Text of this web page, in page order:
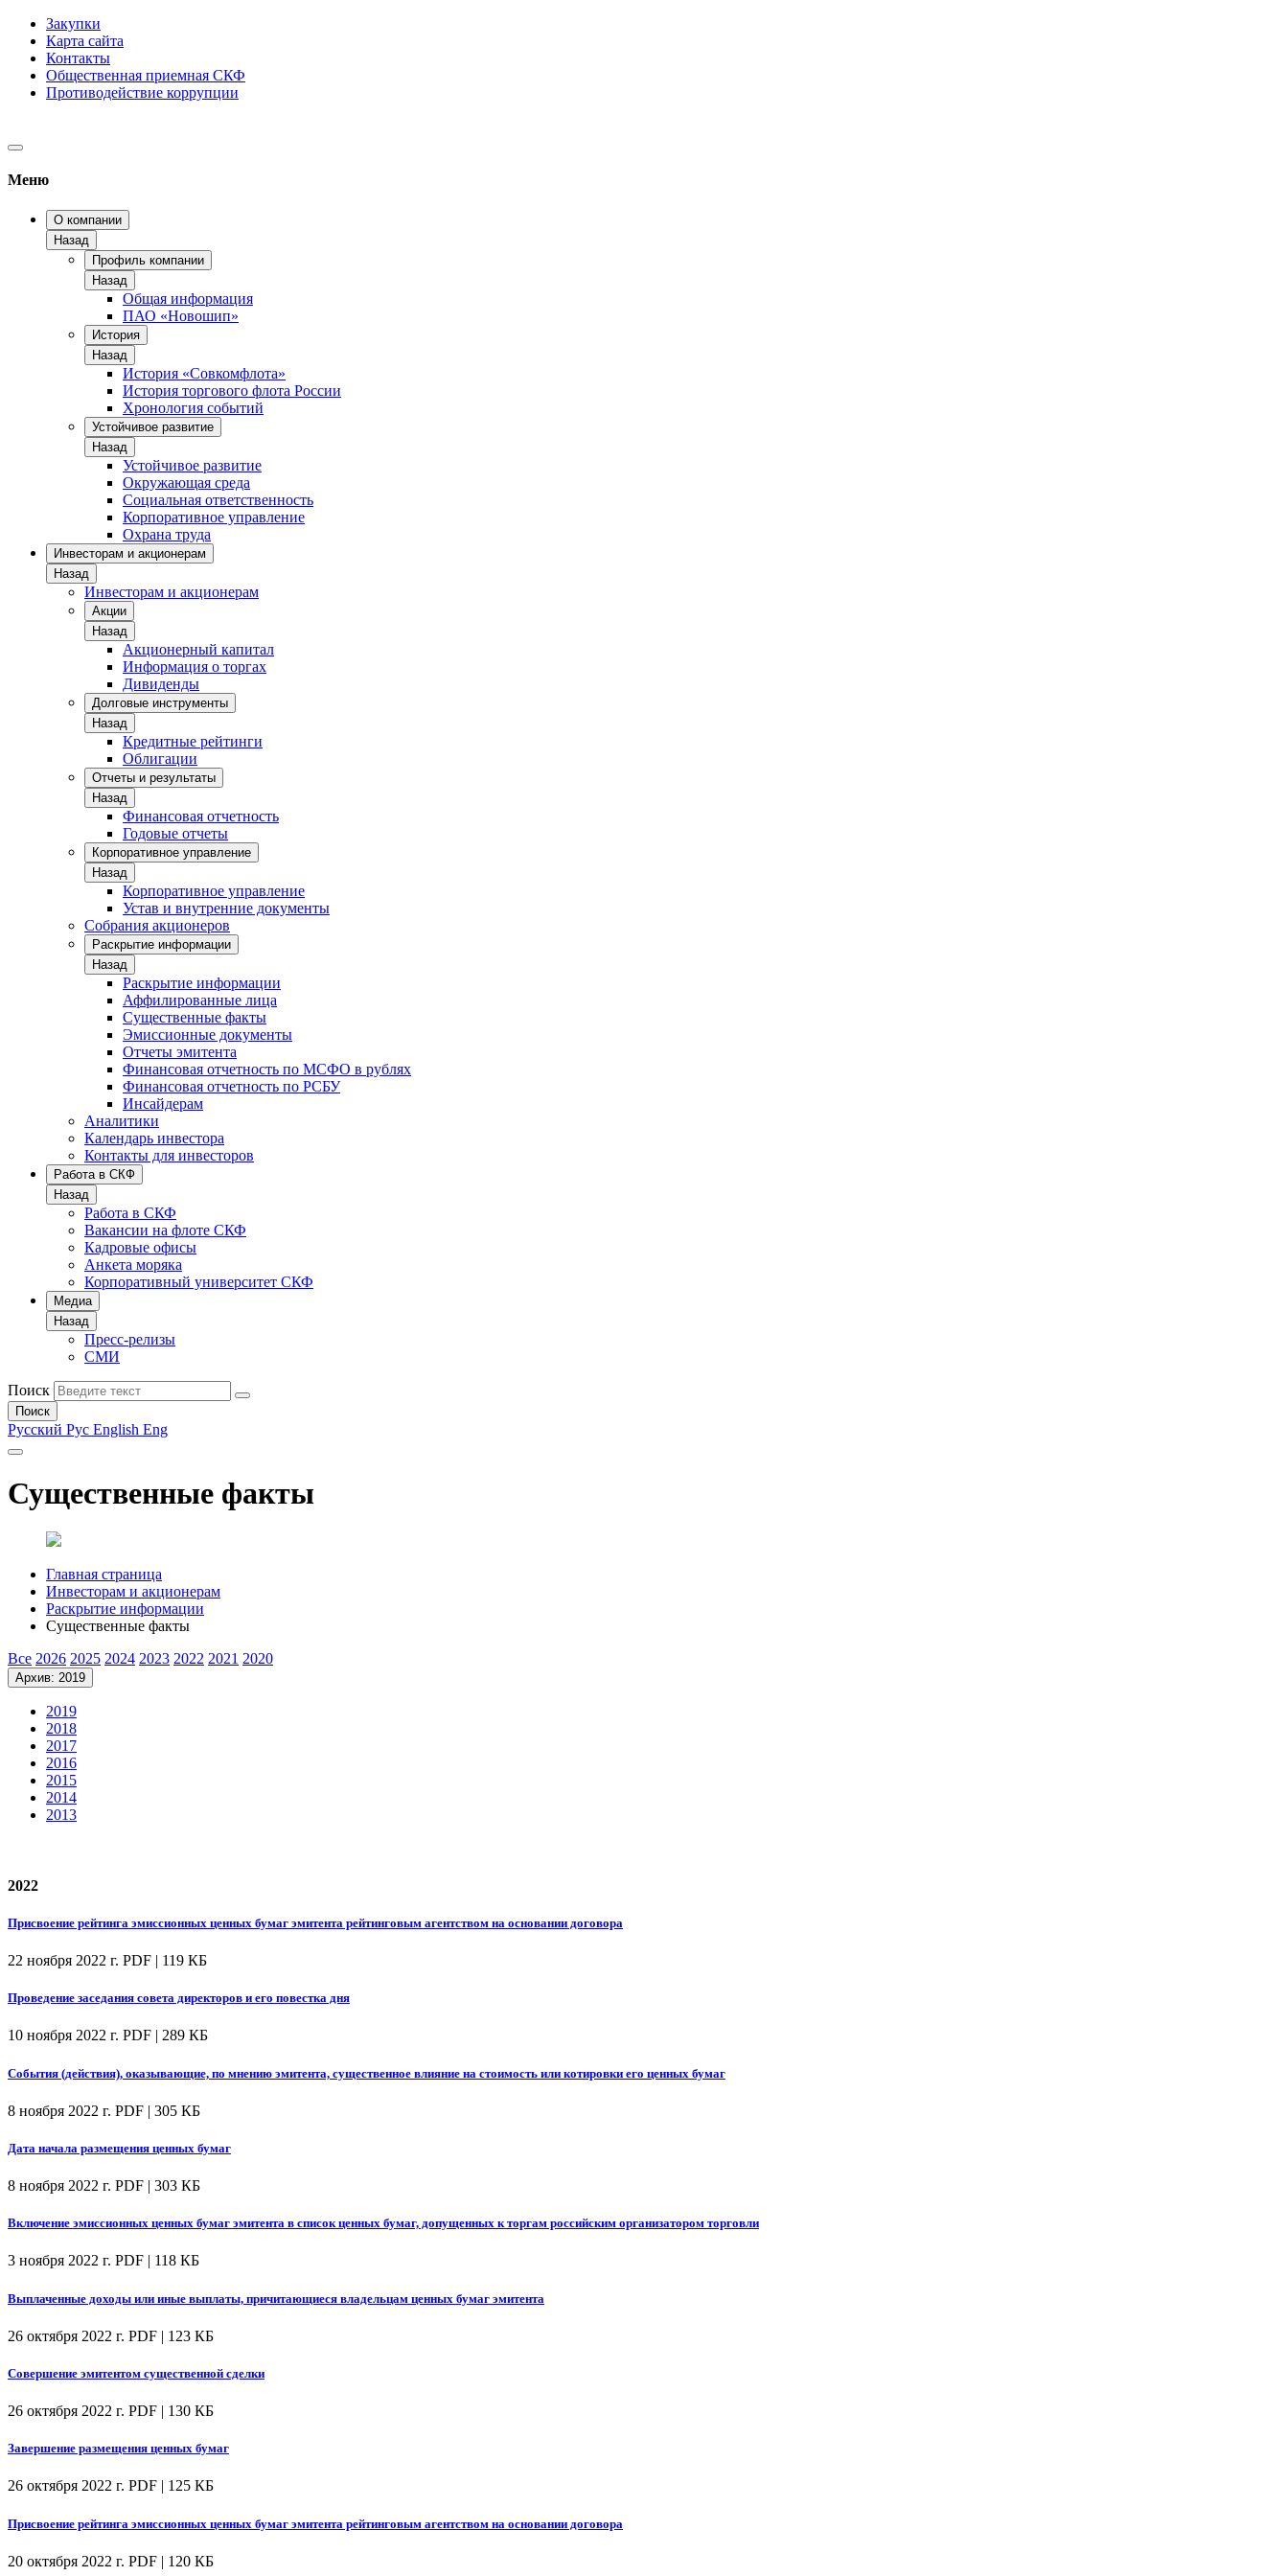
Закупки
Карта сайта
Контакты
Общественная приемная СКФ
Противодействие коррупции
Меню
О компании
Назад
Профиль компании
Назад
Общая информация
ПАО «Новошип»
История
Назад
История «Совкомфлота»
История торгового флота России
Хронология событий
Устойчивое развитие
Назад
Устойчивое развитие
Окружающая среда
Социальная ответственность
Корпоративное управление
Охрана труда
Инвесторам и акционерам
Назад
Инвесторам и акционерам
Акции
Назад
Акционерный капитал
Информация о торгах
Дивиденды
Долговые инструменты
Назад
Кредитные рейтинги
Облигации
Отчеты и результаты
Назад
Финансовая отчетность
Годовые отчеты
Корпоративное управление
Назад
Корпоративное управление
Устав и внутренние документы
Собрания акционеров
Раскрытие информации
Назад
Раскрытие информации
Аффилированные лица
Существенные факты
Эмиссионные документы
Отчеты эмитента
Финансовая отчетность по МСФО в рублях
Финансовая отчетность по РСБУ
Инсайдерам
Аналитики
Календарь инвестора
Контакты для инвесторов
Работа в СКФ
Назад
Работа в СКФ
Вакансии на флоте СКФ
Кадровые офисы
Анкета моряка
Корпоративный университет СКФ
Медиа
Назад
Пресс-релизы
СМИ
Поиск
Поиск
Русский Рус English Eng
Существенные факты
Главная страница
Инвесторам и акционерам
Раскрытие информации
Существенные факты
Все 2026 2025 2024 2023 2022 2021 2020
Архив: 2019
2019
2018
2017
2016
2015
2014
2013
2022
Присвоение рейтинга эмиссионных ценных бумаг эмитента рейтинговым агентством на основании договора
22 ноября 2022 г. PDF | 119 КБ
Проведение заседания совета директоров и его повестка дня
10 ноября 2022 г. PDF | 289 КБ
События (действия), оказывающие, по мнению эмитента, существенное влияние на стоимость или котировки его ценных бумаг
8 ноября 2022 г. PDF | 305 КБ
Дата начала размещения ценных бумаг
8 ноября 2022 г. PDF | 303 КБ
Включение эмиссионных ценных бумаг эмитента в список ценных бумаг, допущенных к торгам российским организатором торговли
3 ноября 2022 г. PDF | 118 КБ
Выплаченные доходы или иные выплаты, причитающиеся владельцам ценных бумаг эмитента
26 октября 2022 г. PDF | 123 КБ
Совершение эмитентом существенной сделки
26 октября 2022 г. PDF | 130 КБ
Завершение размещения ценных бумаг
26 октября 2022 г. PDF | 125 КБ
Присвоение рейтинга эмиссионных ценных бумаг эмитента рейтинговым агентством на основании договора
20 октября 2022 г. PDF | 120 КБ